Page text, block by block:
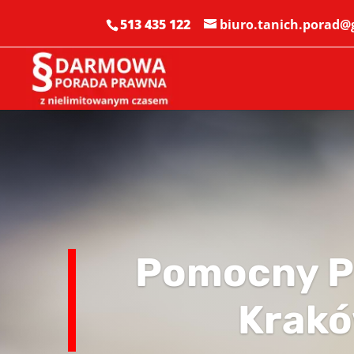
513 435 122
Pomocny